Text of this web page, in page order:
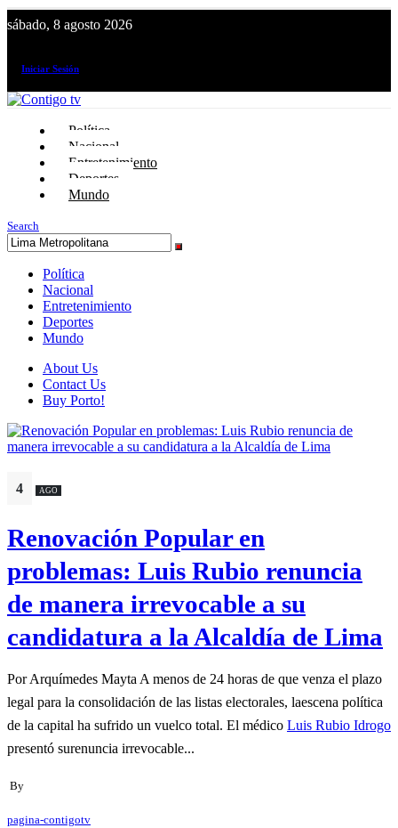
sábado, 8 agosto 2026
Iniciar Sesión
Política
Nacional
Entretenimiento
Deportes
Mundo
Search
Política
Nacional
Entretenimiento
Deportes
Mundo
About Us
Contact Us
Buy Porto!
4 AGO
Renovación Popular en
problemas: Luis Rubio renuncia
de manera irrevocable a su
candidatura a la Alcaldía de Lima
Por Arquímedes Mayta A menos de 24 horas de que venza el plazo
legal para la consolidación de las listas electorales, laescena política
de la capital ha sufrido un vuelco total. El médico Luis Rubio Idrogo
presentó surenuncia irrevocable...
By
pagina-contigotv